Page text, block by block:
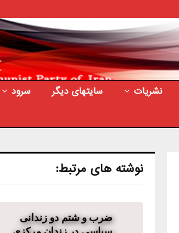
نشریات سایتهای دیگر سرود
نوشته های مرتبط:
ضرب و شتم دو زندانی